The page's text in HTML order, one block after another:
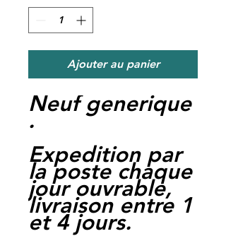
Ajouter au panier
Neuf generique
.
Expedition par
la poste chaque
jour ouvrable,
livraison entre 1
et 4 jours.